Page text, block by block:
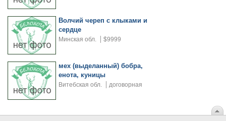
Волчий череп с клыками и
сердце
Минская обл. $9999
мех (выделанный) бобра,
енота, куницы
Витебская обл. договорная